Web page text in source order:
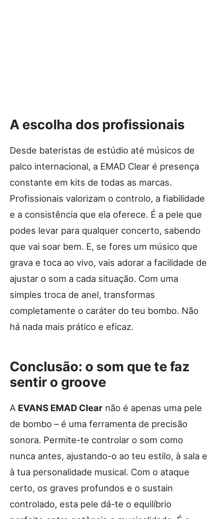
A escolha dos profissionais
Desde bateristas de estúdio até músicos de
palco internacional, a EMAD Clear é presença
constante em kits de todas as marcas.
Profissionais valorizam o controlo, a fiabilidade
e a consistência que ela oferece. É a pele que
podes levar para qualquer concerto, sabendo
que vai soar bem. E, se fores um músico que
grava e toca ao vivo, vais adorar a facilidade de
ajustar o som a cada situação. Com uma
simples troca de anel, transformas
completamente o caráter do teu bombo. Não
há nada mais prático e eficaz.
Conclusão: o som que te faz
sentir o groove
A EVANS EMAD Clear não é apenas uma pele
de bombo – é uma ferramenta de precisão
sonora. Permite-te controlar o som como
nunca antes, ajustando-o ao teu estilo, à sala e
à tua personalidade musical. Com o ataque
certo, os graves profundos e o sustain
controlado, esta pele dá-te o equilíbrio